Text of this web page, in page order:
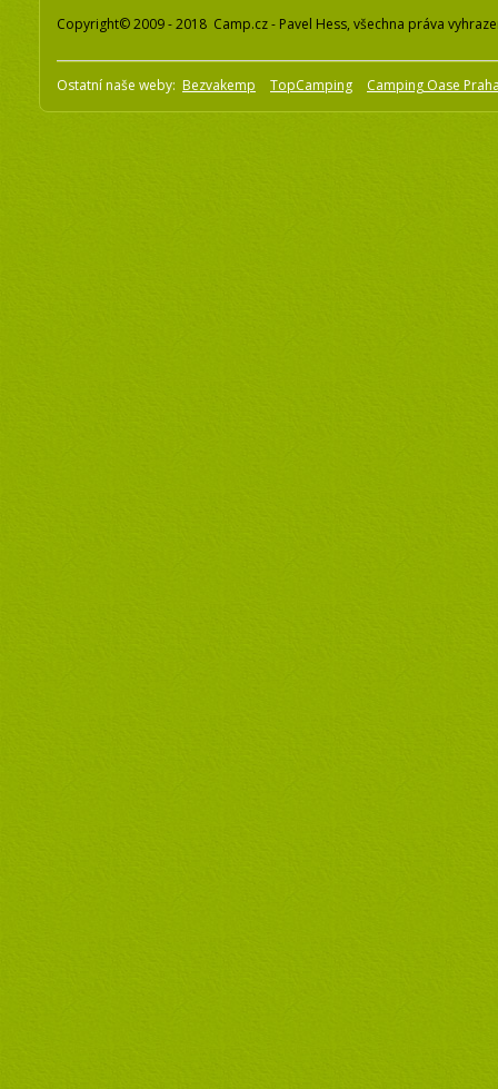
Copyright© 2009 - 2018 Camp.cz - Pavel Hess, všechna práva
Ostatní naše weby: Bezvakemp TopCamping Camping Oase